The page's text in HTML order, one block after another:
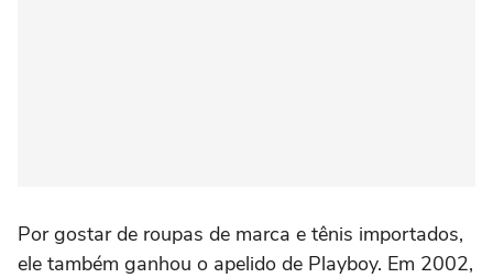
Por gostar de roupas de marca e tênis importados,
ele também ganhou o apelido de Playboy. Em 2002,